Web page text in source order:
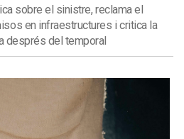
sobre el sinistre, reclama el
en infraestructures i critica la
després del temporal